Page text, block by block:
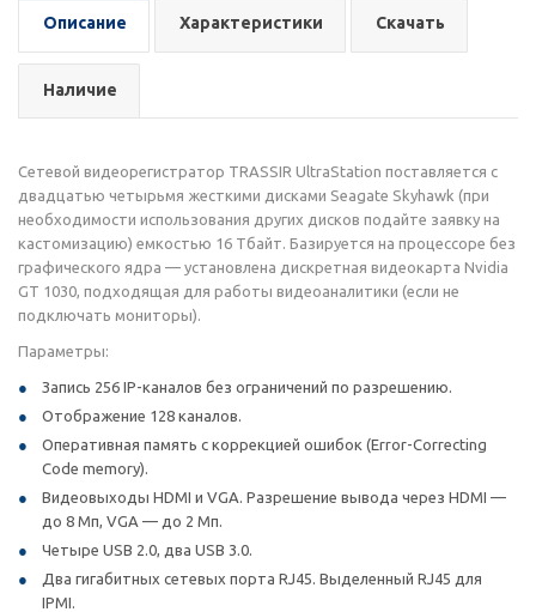
Описание Характеристики Скачать
Наличие
Сетевой видеорегистратор TRASSIR UltraStation поставляется с
двадцатью четырьмя жесткими дисками Seagate Skyhawk (при
необходимости использования других дисков подайте заявку на
кастомизацию) емкостью 16 Тбайт. Базируется на процессоре без
графического ядра — установлена дискретная видеокарта Nvidia
GT 1030, подходящая для работы видеоаналитики (если не
подключать мониторы).
Параметры:
Запись 256 IP-каналов без ограничений по разрешению.
Отображение 128 каналов.
Оперативная память с коррекцией ошибок (Error-Correcting
Code memory).
Видеовыходы HDMI и VGA. Разрешение вывода через HDMI —
до 8 Мп, VGA — до 2 Мп.
Четыре USB 2.0, два USB 3.0.
Два гигабитных сетевых порта RJ45. Выделенный RJ45 для
IPMI.